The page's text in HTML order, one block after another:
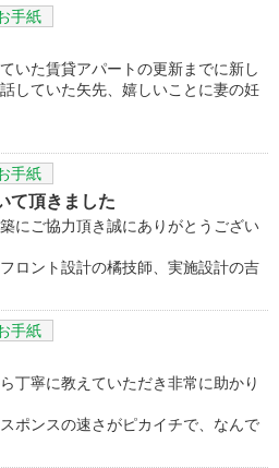
手紙
いた賃貸アパートの更新までに新し
していた矢先、嬉しいことに妻の妊
手紙
て頂きました
にご協力頂き誠にありがとうござい
ロント設計の橘技師、実施設計の吉
手紙
丁寧に教えていただき非常に助かり
ポンスの速さがピカイチで、なんで